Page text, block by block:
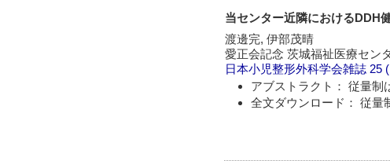
当センター近隣におけるDDH
渡邊完, 伊部茂晴
愛正会記念 茨城福祉医療セン
日本小児整形外科学会雑誌 25
アブストラクト： 従量制
全文ダウンロード： 従量